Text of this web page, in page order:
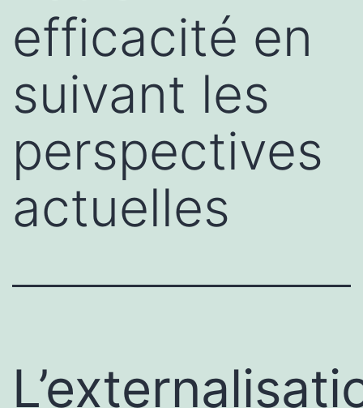
efficacité en
suivant les
perspectives
actuelles